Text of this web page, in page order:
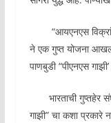
“आयएनएस विक्रांत’
ने एक गुप्त योजना आखली
पाणबुडी “पीएनएस
भारताची गुप्तहेर
गाझी” चा कशा प्रकारे